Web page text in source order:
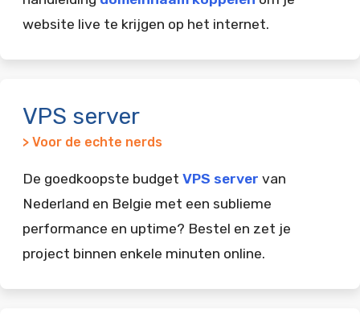
website live te krijgen op het internet.
VPS server
> Voor de echte nerds
De goedkoopste budget VPS server van
Nederland en Belgie met een sublieme
performance en uptime? Bestel en zet je
project binnen enkele minuten online.